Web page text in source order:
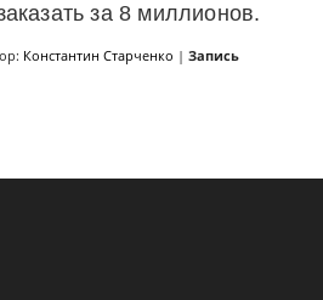
за 8 миллионов.
Константин Старченко | Запись